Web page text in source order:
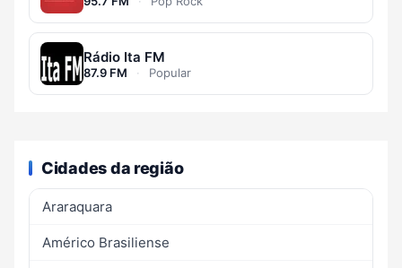
Rádio Ita FM
87.9 FM · Popular
Cidades da região
Araraquara
Américo Brasiliense